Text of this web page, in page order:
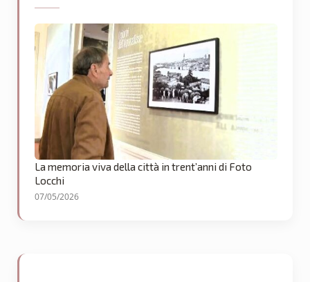
La memoria viva della città in trent’anni di Foto
Locchi
07/05/2026